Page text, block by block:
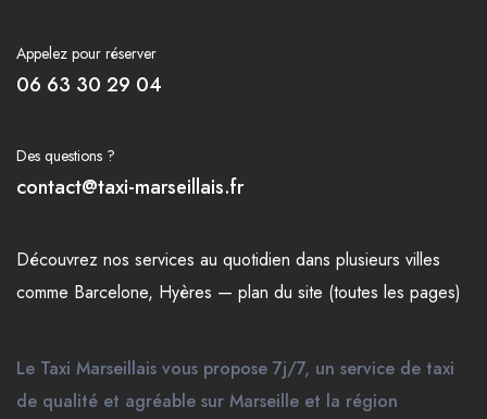
Appelez pour réserver
06 63 30 29 04
Des questions ?
contact@taxi-marseillais.fr
Découvrez nos services au quotidien dans plusieurs villes
comme Barcelone, Hyères — plan du site (toutes les pages)
Le Taxi Marseillais vous propose 7j/7, un service de taxi
de qualité et agréable sur Marseille et la région